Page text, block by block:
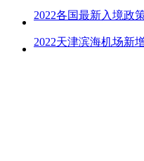
2022各国最新入境政
2022天津滨海机场新